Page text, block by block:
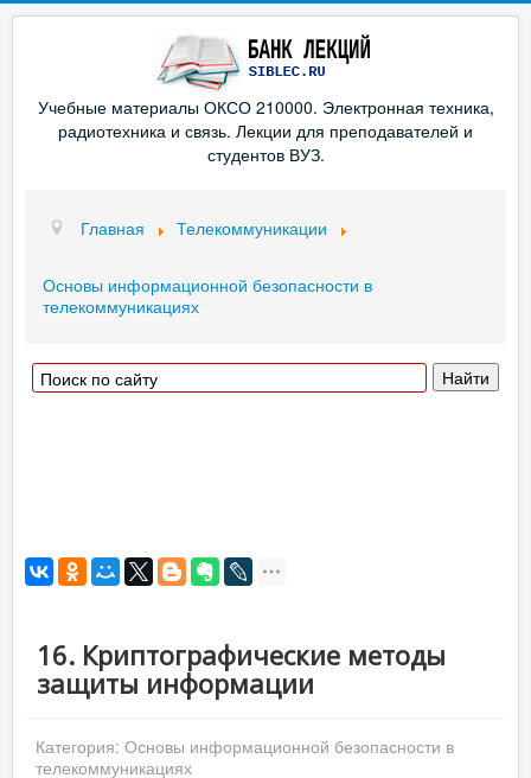
Учебные материалы ОКСО 210000. Электронная техника,
радиотехника и связь. Лекции для преподавателей и
студентов ВУЗ.
Главная Телекоммуникации
Основы информационной безопасности в
телекоммуникациях
16. Криптографические методы
защиты информации
Категория: Основы информационной безопасности в
телекоммуникациях